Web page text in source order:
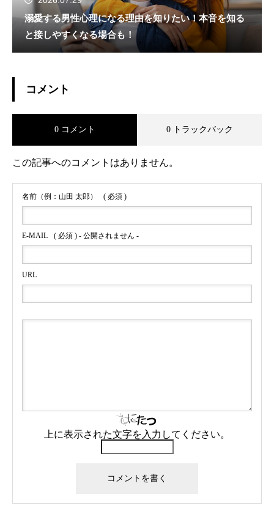
溺愛する男性心理になる理由を知りたい！本音を知る
と接しやすくなる場合も！
コメント
0 コメント 0 トラックバック
この記事へのコメントはありません。
名前（例：山田 太郎） ( 必須 )
E-MAIL ( 必須 ) - 公開されません -
URL
上に表示された文字を入力してください。